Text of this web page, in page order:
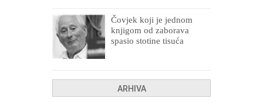
Čovjek koji je jednom
knjigom od zaborava
spasio stotine tisuća
ARHIVA